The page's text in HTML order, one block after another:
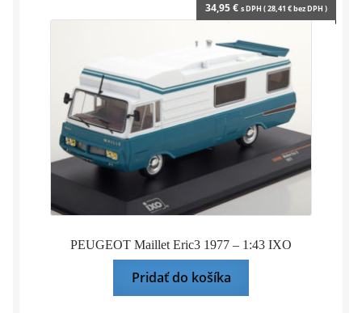
PEUGEOT Maillet Eric3 1977 – 1:43 IXO
34,95€ s DPH (28,41 €bez DPH )
Pridať do košíka